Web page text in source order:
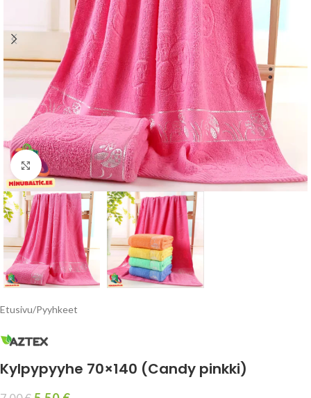
Click to enlarge
Etusivu/Pyyhkeet
Kylpypyyhe 70×140 (Candy pinkki)